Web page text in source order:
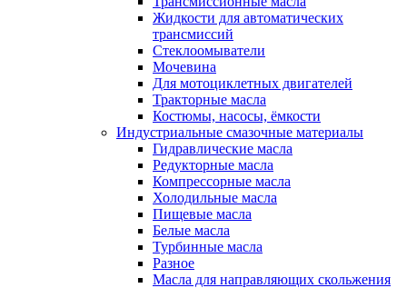
Жидкости для автоматических
трансмиссий
Стеклоомыватели
Мочевина
Для мотоциклетных двигателей
Тракторные масла
Костюмы, насосы, ёмкости
Индустриальные смазочные материалы
Гидравлические масла
Редукторные масла
Компрессорные масла
Холодильные масла
Пищевые масла
Белые масла
Турбинные масла
Разное
Масла для направляющих скольжения